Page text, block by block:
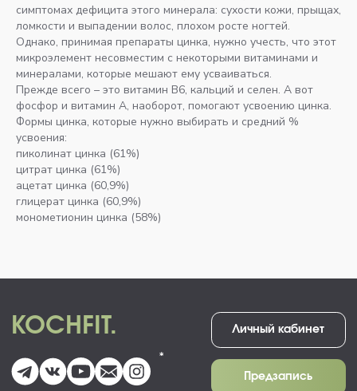
Наш сайт использует куки. Продолжая
им пользоваться, вы соглашаетесь
на обработку персональных данных
в соответствии с
политикой в отношении
обработки персональных данных
Согласен
симптомах дефицита этого минерала: сухости кожи, прыщах,
ломкости и выпадении волос, плохом росте ногтей.
Однако, принимая препараты цинка, нужно учесть, что этот
микроэлемент несовместим с некоторыми витаминами и
минералами, которые мешают ему усваиваться.
Прежде всего – это витамин В6, кальций и селен. А вот
фосфор и витамин А, наоборот, помогают усвоению цинка.
Формы цинка, которые нужно выбирать и средний %
усвоения:
пиколинат цинка (61%)
цитрат цинка (61%)
ацетат цинка (60,9%)
глицерат цинка (60,9%)
монометионин цинка (58%)
Другие страницы
Главная
Кочфит журнал
Оборудование для
тренировок
персональных данных
Политика обработки
Партнерское соглашение
о реферальной программе
Курсы и предложения
Красота и здоровье
Активная беременность
родов
Персональная работа